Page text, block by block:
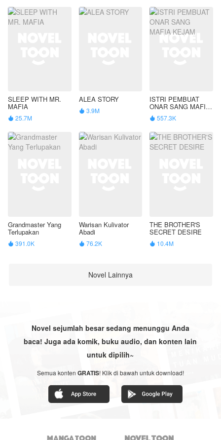
SLEEP WITH MR.
MAFIA
 25.7M
ALEA STORY
 3.9M
ISTRI PEMBUAT
ONAR SANG MAFIA
KEJAM
 557.3K
Grandmaster Yang
Terlupakan
 391.0K
Warisan Kulivator
Abadi
 76.2K
THE BROTHER'S
SECRET DESIRE
 10.4M
Novel Lainnya
Novel sejumlah besar sedang menunggu Anda
baca! Juga ada komik, buku audio, dan konten lain
untuk dipilih~
Semua konten GRATIS! Klik di bawah untuk download!